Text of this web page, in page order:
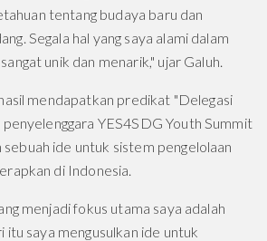
tentang budaya baru dan
Segala hal yang saya alami dalam
unik dan menarik," ujar Galuh.
mendapatkan predikat "Delegasi
YES4SDG Youth Summit
sebuah ide untuk sistem pengelolaan
di Indonesia.
menjadi fokus utama saya adalah
itu saya mengusulkan ide untuk